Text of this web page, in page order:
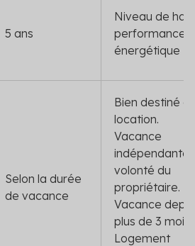
5 ans
Niveau de
performance
énergétique
Selon la durée
de vacance
Bien destiné à
location.
Vacance
indépendante
volonté du
propriétaire.
Vacance
plus de 3 mois.
Logement